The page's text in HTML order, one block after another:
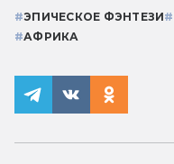
#ЭПИЧЕСКОЕ ФЭНТЕЗИ#
#АФРИКА